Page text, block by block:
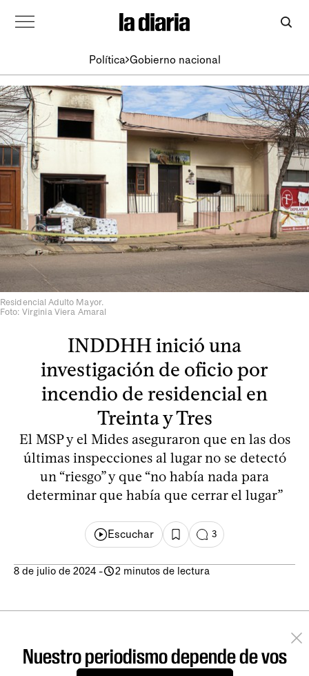
Política Gobierno nacional
Residencial Adulto Mayor.
Foto: Virginia Viera Amaral
INDDHH inició una
investigación de oficio por
incendio de residencial en
Treinta y Tres
El MSP y el Mides aseguraron que en las dos
últimas inspecciones al lugar no se detectó
un “riesgo” y que “no había nada para
determinar que había que cerrar el lugar”
Escuchar 3
8 de julio de 2024 - 2 minutos de lectura
Nuestro periodismo depende de vos